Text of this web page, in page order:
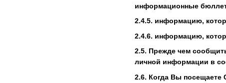
информационные
2.4.5. информацию,
2.4.6. информацию,
2.5. Прежде чем
личной информации в
2.6. Когда Вы посещаете